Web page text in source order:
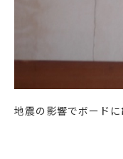
地震の影響でボードに